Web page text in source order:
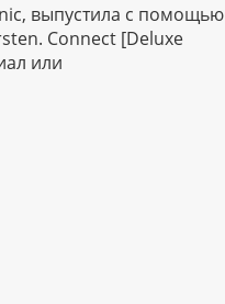
выпустила с помощью
Connect [Deluxe
или